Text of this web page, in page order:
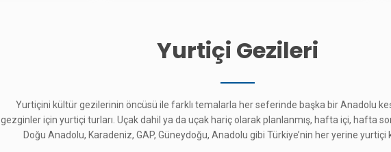
Yurtiçi Gezileri
Yurtiçini kültür gezilerinin öncüsü ile farklı temalarla her seferinde başka bir Anadolu
gezginler için yurtiçi turları. Uçak dahil ya da uçak hariç olarak planlanmış, hafta içi, hafta
Doğu Anadolu, Karadeniz, GAP, Güneydoğu, Anadolu gibi Türkiye’nin her yerine yurtiçi